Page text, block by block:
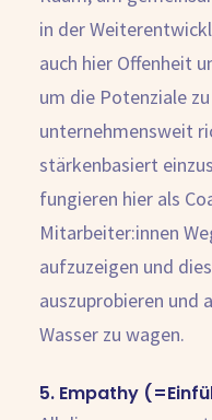
in der
auch hier Offenheit
um die Potenziale
unternehmensweit
stärkenbasiert
fungieren hier als
Mitarbeiter:innen
aufzuzeigen und
auszuprobieren und
Wasser zu wagen.
5. Empathy